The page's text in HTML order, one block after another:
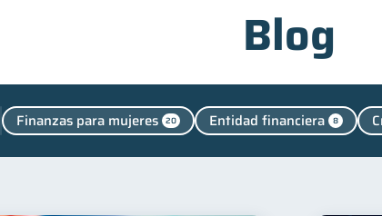
Blog
Finanzas para mujeres 20 Entidad financiera 8